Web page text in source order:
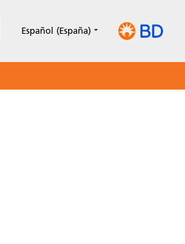
Español (España)